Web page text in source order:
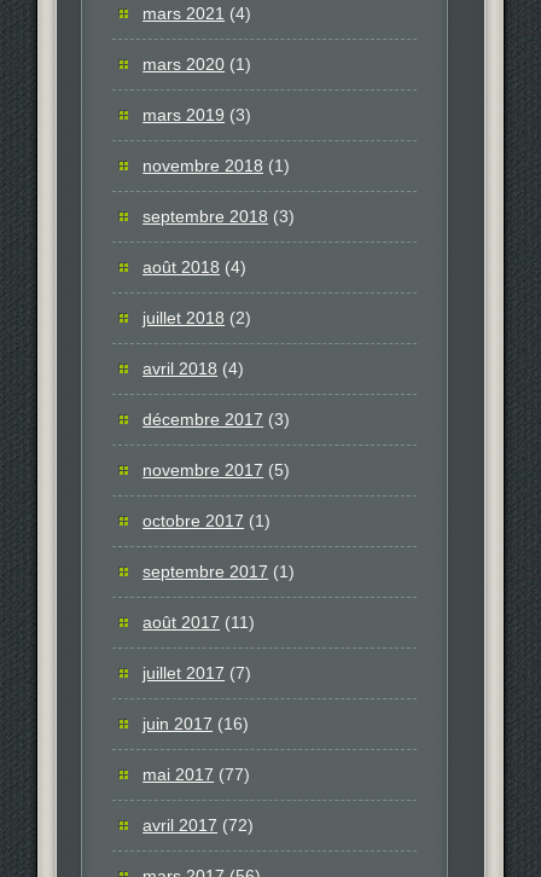
mars 2021 (4)
mars 2020 (1)
mars 2019 (3)
novembre 2018 (1)
septembre 2018 (3)
août 2018 (4)
juillet 2018 (2)
avril 2018 (4)
décembre 2017 (3)
novembre 2017 (5)
octobre 2017 (1)
septembre 2017 (1)
août 2017 (11)
juillet 2017 (7)
juin 2017 (16)
mai 2017 (77)
avril 2017 (72)